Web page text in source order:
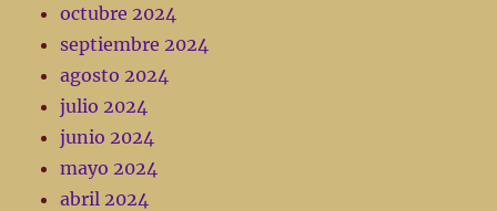
octubre 2024
septiembre 2024
agosto 2024
julio 2024
junio 2024
mayo 2024
abril 2024